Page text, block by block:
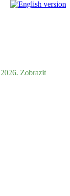
Zobrazit